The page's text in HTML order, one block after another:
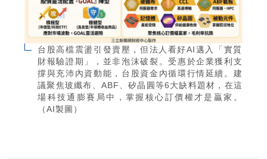
台股高檔震盪引發賣壓，但法人看好AI邁入「實質
財報驗證期」，並非泡沫破裂。受惠於企業獲利支
撐與充沛內資動能，台股資金內循環行情延續。建
議聚焦玻纖布、ABF、矽晶圓等6大缺料題材，在這
場科技通膨賽局中，掌握核心訂價權才是贏家。
（AI製圖）